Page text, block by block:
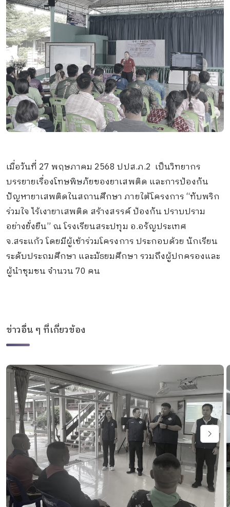
เมื่อวันที่ 27 พฤษภาคม 2568 ปปส.ภ.2 เป็นวิทยากร
บรรยายเรื่องโทษพิษภัยของยาเสพติด และการป้องกัน
ปัญหายาเสพติดในสถานศึกษา ภายใต้โครงการ “ทับพริก
ร่วมใจ ไร้เงายาเสพติด สร้างสรรค์ ป้องกัน ปราบปราม
อย่างยั่งยืน” ณ โรงเรียนสระปทุม อ.อรัญประเทศ
จ.สระแก้ว โดยมีผู้เข้าร่วมโครงการ ประกอบด้วย นักเรียน
ระดับประถมศึกษา และมัธยมศึกษา รวมถึงผู้ปกครองและ
ผู้นำชุมชน จำนวน 70 คน
ข่าวอื่น ๆ ที่เกี่ยวข้อง